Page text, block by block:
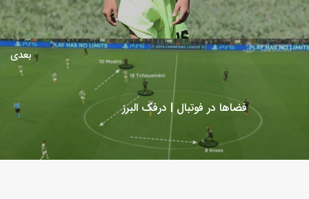
بعدی
فضاها در فوتبال | درفک البرز